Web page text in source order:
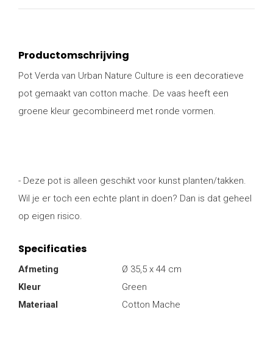
Productomschrijving
Pot Verda van Urban Nature Culture is een decoratieve
pot gemaakt van cotton mache. De vaas heeft een
groene kleur gecombineerd met ronde vormen.
- Deze pot is alleen geschikt voor kunst planten/takken.
Wil je er toch een echte plant in doen? Dan is dat geheel
op eigen risico.
Specificaties
Afmeting
Ø 35,5 x 44 cm
Kleur
Green
Materiaal
Cotton Mache